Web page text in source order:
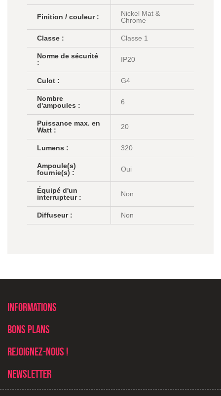
Finition / couleur :
Nickel Mat &
Chrome
Classe : Classe 1
Norme de sécurité
:
IP20
Culot : G4
Nombre
d'ampoules :
6
Puissance max. en
Watt :
20
Lumens : 320
Ampoule(s)
fournie(s) :
Oui
Équipé d'un
interrupteur :
Non
Diffuseur : Non
Informations
Bons plans
Rejoignez-nous !
Newsletter